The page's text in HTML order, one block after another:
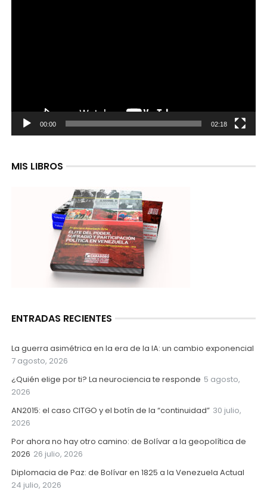
00:00 02:18
MIS LIBROS
ENTRADAS RECIENTES
La guerra asimétrica en la era de la IA: un cambio exponencial
7 agosto, 2026
¿Quién elige por ti? La neurociencia te responde 5 agosto,
2026
AN2015: el caso CITGO y el botín de la “continuidad” 30 julio,
2026
Por ahora no hay otro camino: de Bolívar a la geopolítica de
2026 26 julio, 2026
Diplomacia de Paz: de Bolívar en 1825 a la Venezuela Actual
24 julio, 2026